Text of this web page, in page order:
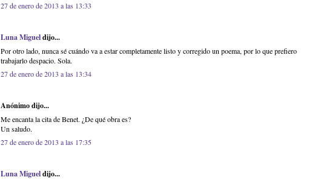
27 de enero de 2013 a las 13:33
Luna Migueldijo...
Por otro lado, nunca sé cuándo va a estar completamente listo y corregido un poema, por lo que prefiero
trabajarlo despacio. Sola.
27 de enero de 2013 a las 13:34
Anónimo dijo...
Me encanta la cita de Benet. ¿De qué obra es?
Un saludo.
27 de enero de 2013 a las 17:35
Luna Migueldijo...